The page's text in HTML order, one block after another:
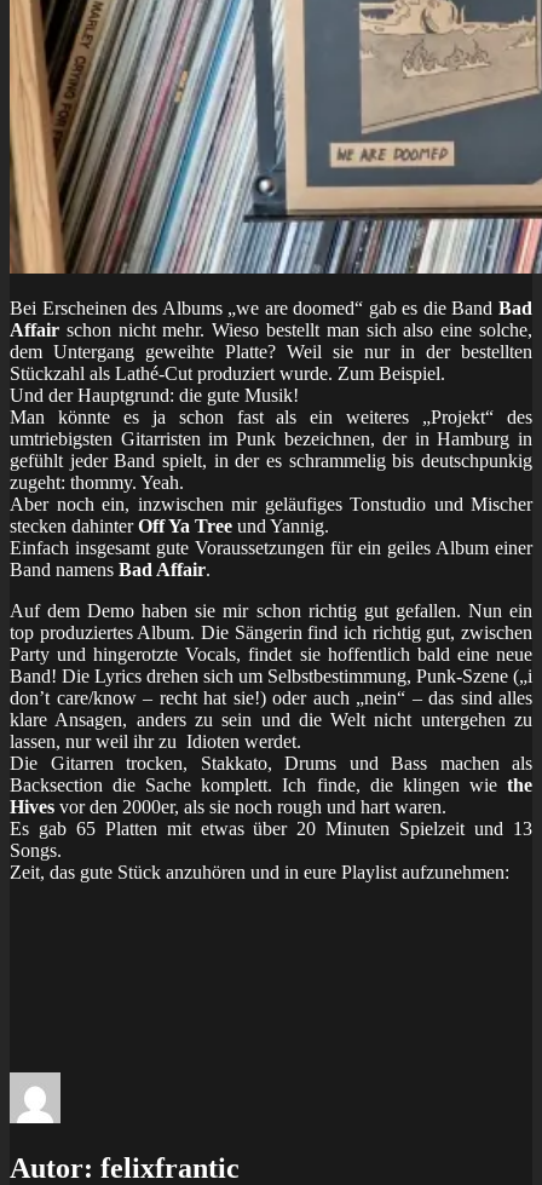
Bei Erscheinen des Albums „we are doomed“ gab es die Band Bad
Affair schon nicht mehr. Wieso bestellt man sich also eine solche,
dem Untergang geweihte Platte? Weil sie nur in der bestellten
Stückzahl als Lathé-Cut produziert wurde. Zum Beispiel.
Und der Hauptgrund: die gute Musik!
Man könnte es ja schon fast als ein weiteres „Projekt“ des
umtriebigsten Gitarristen im Punk bezeichnen, der in Hamburg in
gefühlt jeder Band spielt, in der es schrammelig bis deutschpunkig
zugeht: thommy. Yeah.
Aber noch ein, inzwischen mir geläufiges Tonstudio und Mischer
stecken dahinterOff Ya Tree und Yannig.
Einfach insgesamt gute Voraussetzungen für ein geiles Album einer
Band namens Bad Affair.
Auf dem Demo haben sie mir schon richtig gut gefallen. Nun ein
top produziertes Album. Die Sängerin find ich richtig gut, zwischen
Party und hingerotzte Vocals, findet sie hoffentlich bald eine neue
Band! Die Lyrics drehen sich um Selbstbestimmung, Punk-Szene („i
don’t care/know – recht hat sie!) oder auch „nein“ – das sind alles
klare Ansagen, anders zu sein und die Welt nicht untergehen zu
lassen, nur weil ihr zu Idioten werdet.
Die Gitarren trocken, Stakkato, Drums und Bass machen als
Backsection die Sache komplett. Ich finde, die klingen wie the
Hives vor den 2000er, als sie noch rough und hart waren.
Es gab 65 Platten mit etwas über 20 Minuten Spielzeit und 13
Songs.
Zeit, das gute Stück anzuhören und in eure Playlist aufzunehmen:
Autor: felixfrantic